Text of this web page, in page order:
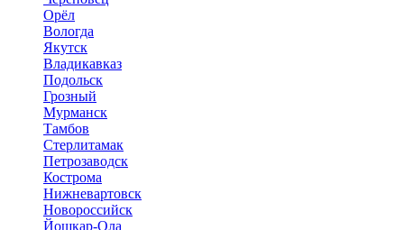
Орёл
Вологда
Якутск
Владикавказ
Подольск
Грозный
Мурманск
Тамбов
Стерлитамак
Петрозаводск
Кострома
Нижневартовск
Новороссийск
Йошкар-Ола